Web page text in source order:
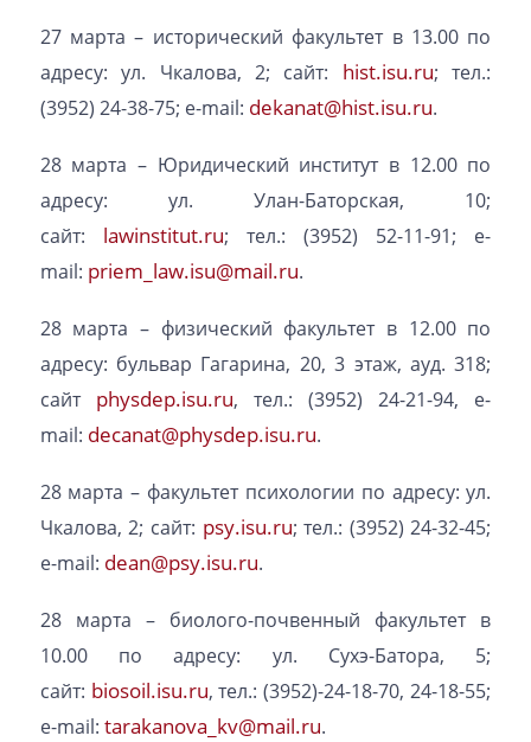
27 марта – исторический факультет в 13.00 по
адресу: ул. Чкалова, 2; сайт: hist.isu.ru; тел.:
(3952) 24-38-75; е-mail: dekanat@hist.isu.ru.
28 марта – Юридический институт в 12.00 по
адресу: ул. Улан-Баторская, 10;
сайт: lawinstitut.ru; тел.: (3952) 52-11-91; е-
mail: priem_law.isu@mail.ru.
28 марта – физический факультет в 12.00 по
адресу: бульвар Гагарина, 20, 3 этаж, ауд. 318;
сайт physdep.isu.ru, тел.: (3952) 24-21-94, е-
mail: decanat@physdep.isu.ru.
28 марта – факультет психологии по адресу: ул.
Чкалова, 2; cайт: psy.isu.ru; тел.: (3952) 24-32-45;
е-mail: dean@psy.isu.ru.
28 марта – биолого-почвенный факультет в
10.00 по адресу: ул. Сухэ-Батора, 5;
cайт: biosoil.isu.ru, тел.: (3952)-24-18-70, 24-18-55;
е-mail: tarakanova_kv@mail.ru.